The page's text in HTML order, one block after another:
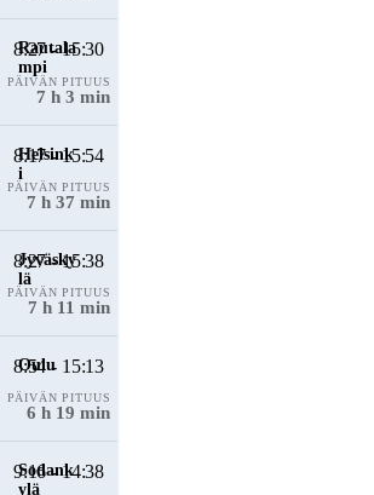
8:27 - 15:30
PÄIVÄN PITUUS
7 h 3 min
8:17 - 15:54
PÄIVÄN PITUUS
7 h 37 min
8:27 - 15:38
PÄIVÄN PITUUS
7 h 11 min
8:54 - 15:13
PÄIVÄN PITUUS
6 h 19 min
9:16 - 14:38